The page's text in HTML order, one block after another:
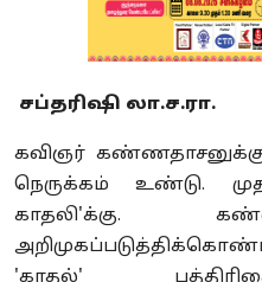
சப்தரிஷி லா.ச.ரா.
கவிஞர்
நெருக்கம் உண்டு.
காதலி'க்கு.